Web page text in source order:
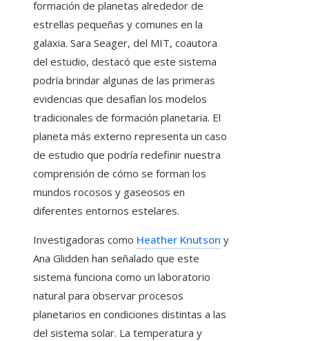
formación de planetas alrededor de
estrellas pequeñas y comunes en la
galaxia. Sara Seager, del MIT, coautora
del estudio, destacó que este sistema
podría brindar algunas de las primeras
evidencias que desafían los modelos
tradicionales de formación planetaria. El
planeta más externo representa un caso
de estudio que podría redefinir nuestra
comprensión de cómo se forman los
mundos rocosos y gaseosos en
diferentes entornos estelares.
Investigadoras como Heather Knutson y
Ana Glidden han señalado que este
sistema funciona como un laboratorio
natural para observar procesos
planetarios en condiciones distintas a las
del sistema solar. La temperatura y